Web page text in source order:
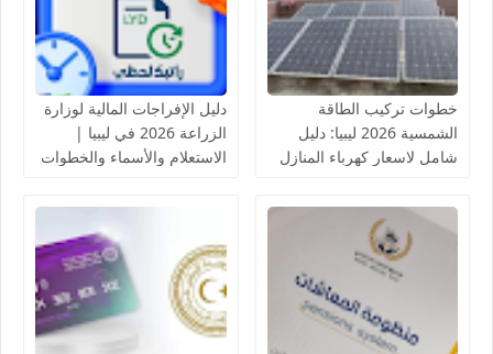
خطوات تركيب الطاقة
الشمسية 2026 ليبيا: دليل
شامل لاسعار كهرباء المنازل
دليل الإفراجات المالية لوزارة
الزراعة 2026 في ليبيا |
الاستعلام والأسماء والخطوات